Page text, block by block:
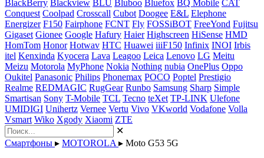
BlackBerry Blackview BLU Bluboo Bluefox BQ Mobile CAT
Conquest Coolpad Crosscall Cubot Doogee E&L Elephone
Energizer F150 Fairphone FCNT Fly FOSSiBOT FreeYond Fujitsu
Gigaset Gionee Google Hafury Haier Highscreen HiSense HMD
HomTom Honor Hotwav HTC Huawei iiiF150 Infinix INOI Irbis
itel Kenxinda Kyocera Lava Leagoo Leica Lenovo LG Meitu
Meizu Motorola MyPhone Nokia Nothing nubia OnePlus Oppo
Oukitel Panasonic Philips Phonemax POCO Poptel Prestigio
Realme REDMAGIC RugGear Runbo Samsung Sharp Simple
Smartisan Sony T-Mobile TCL Tecno teXet TP-LINK Ulefone
UMIDIGI Unihertz Vernee Vertu Vivo VKworld Vodafone Volla
Vsmart Wiko Xgody Xiaomi ZTE
✕
Смартфоны ▸ MOTOROLA ▸ Moto G53 5G